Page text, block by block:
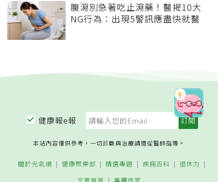
腹瀉別急著吃止瀉藥！醫揭10大
NG行為：出現5警訊應盡快就醫
健康報e報
本站內容僅供參考，一切診斷與治療請遵從醫師指導。
關於元氣網 健康聚樂部 精選專題 疾病百科
退休力